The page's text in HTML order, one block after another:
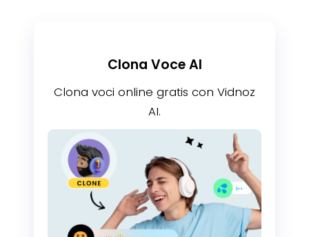
Clona Voce AI
Clona voci online gratis con Vidnoz
AI.